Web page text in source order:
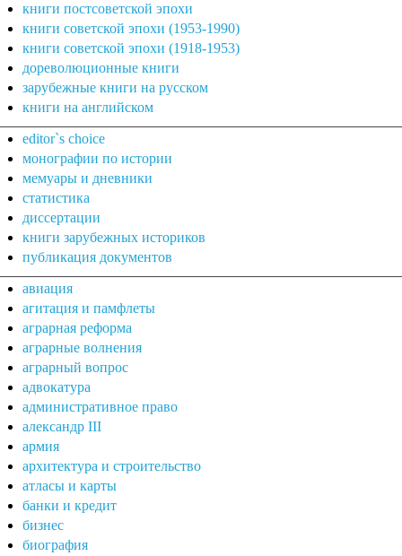
книги постсоветской эпохи
книги советской эпохи (1953-1990)
книги советской эпохи (1918-1953)
дореволюционные книги
зарубежные книги на русском
книги на английском
editor`s choice
монографии по истории
мемуары и дневники
статистика
диссертации
книги зарубежных историков
публикация документов
авиация
агитация и памфлеты
аграрная реформа
аграрные волнения
аграрный вопрос
адвокатура
административное право
александр III
армия
архитектура и строительство
атласы и карты
банки и кредит
бизнес
биография